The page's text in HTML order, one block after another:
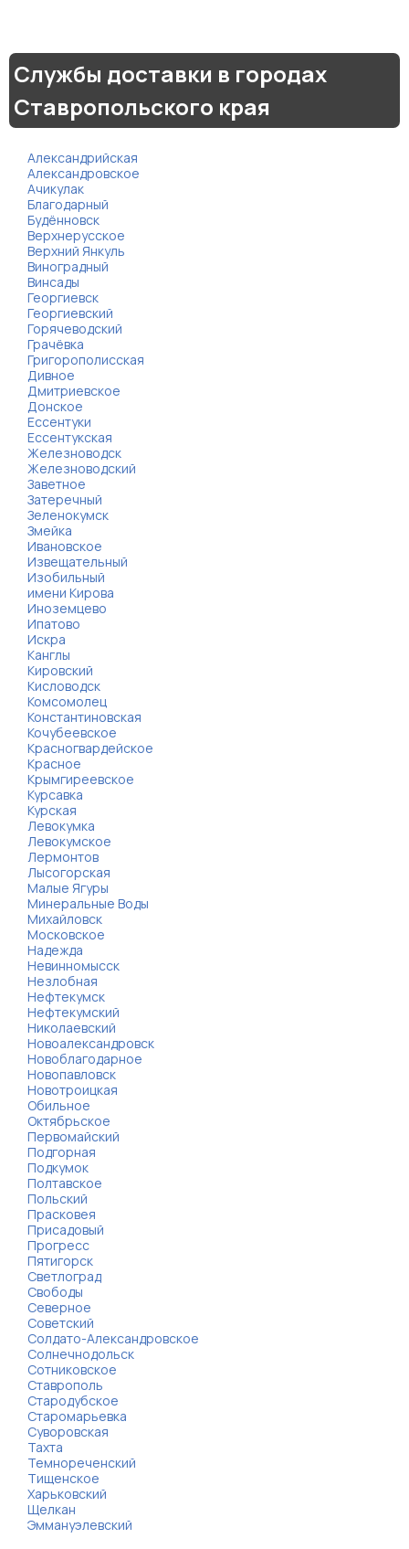
Службы доставки в городах
Ставропольского края
Александрийская
Александровское
Ачикулак
Благодарный
Будённовск
Верхнерусское
Верхний Янкуль
Виноградный
Винсады
Георгиевск
Георгиевский
Горячеводский
Грачёвка
Григорополисская
Дивное
Дмитриевское
Донское
Ессентуки
Ессентукская
Железноводск
Железноводский
Заветное
Затеречный
Зеленокумск
Змейка
Ивановское
Извещательный
Изобильный
имени Кирова
Иноземцево
Ипатово
Искра
Канглы
Кировский
Кисловодск
Комсомолец
Константиновская
Кочубеевское
Красногвардейское
Красное
Крымгиреевское
Курсавка
Курская
Левокумка
Левокумское
Лермонтов
Лысогорская
Малые Ягуры
Минеральные Воды
Михайловск
Московское
Надежда
Невинномысск
Незлобная
Нефтекумск
Нефтекумский
Николаевский
Новоалександровск
Новоблагодарное
Новопавловск
Новотроицкая
Обильное
Октябрьское
Первомайский
Подгорная
Подкумок
Полтавское
Польский
Прасковея
Присадовый
Прогресс
Пятигорск
Светлоград
Свободы
Северное
Советский
Солдато-Александровское
Солнечнодольск
Сотниковское
Ставрополь
Стародубское
Старомарьевка
Суворовская
Тахта
Темнореченский
Тищенское
Харьковский
Щелкан
Эммануэлевский